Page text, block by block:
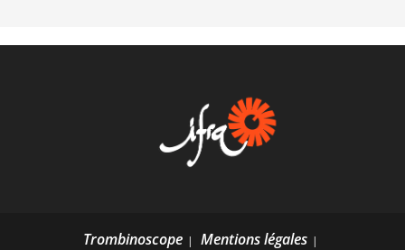
Trombinoscope
Mentions légales